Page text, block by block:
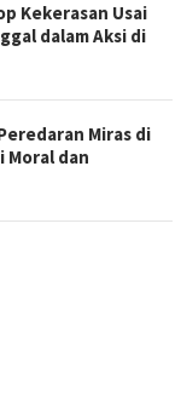
Kekerasan Usai
dalam Aksi di
Miras di
Moral dan